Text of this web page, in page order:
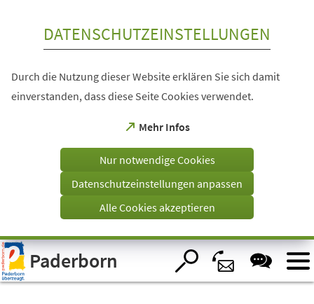
Visuelle
Assistenzsoftware
öffnen.
DATENSCHUTZEINSTELLUNGEN
Durch die Nutzung dieser Website erklären Sie sich damit
einverstanden, dass diese Seite Cookies verwendet.
Mehr Infos
(Öffnet
einem
Tab)
Nur notwendige Cookies
Datenschutzeinstellungen anpassen
Alle Cookies akzeptieren
Paderborn